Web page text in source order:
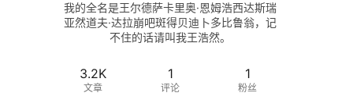
我的全名是王尔德萨卡里奥·恩姆浩西达斯瑞
亚然道夫·达拉崩吧斑得贝迪卜多比鲁翁，记
不住的话请叫我王浩然。
3.2K
文章
1
评论
1
粉丝